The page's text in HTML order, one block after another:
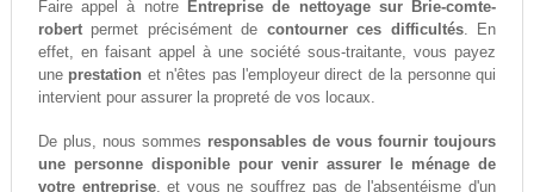
Faire appel à notre Entreprise de nettoyage sur Brie-comte-
robertpermet précisément de contourner ces difficultés. En
effet, en faisant appel à une société sous-traitante, vous payez
une prestation et n'êtes pas l'employeur direct de la personne qui
intervient pour assurer la propreté de vos locaux.
De plus, nous sommes responsables de vous fournir toujours
une personne disponible pour venir assurer le ménage de
votre entreprise, et vous ne souffrez pas de l'absentéisme d'un